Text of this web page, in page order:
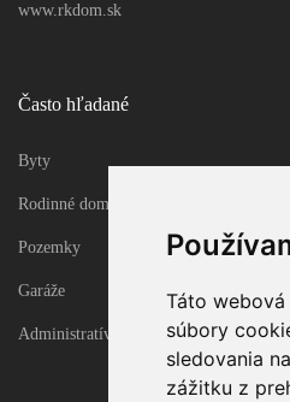
Táto
súbory
sledovania
zážitku z
www.rkdom.sk
Často hľadané
Byty
Rodinné domy
Pozemky
Garáže
Administratívne objekty